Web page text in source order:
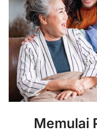
Memulai